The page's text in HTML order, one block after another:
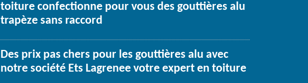
toiture confectionne pour vous des gouttières alu
trapèze sans raccord
Des prix pas chers pour les gouttières alu avec
notre société Ets Lagrenee votre expert en toiture